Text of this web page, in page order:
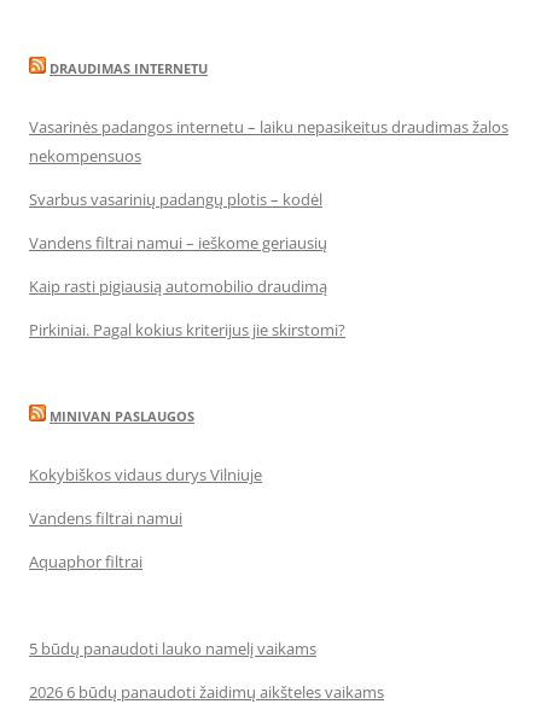
DRAUDIMAS INTERNETU
Vasarinės padangos internetu – laiku nepasikeitus draudimas žalos
nekompensuos
Svarbus vasarinių padangų plotis – kodėl
Vandens filtrai namui – ieškome geriausių
Kaip rasti pigiausią automobilio draudimą
Pirkiniai. Pagal kokius kriterijus jie skirstomi?
MINIVAN PASLAUGOS
Kokybiškos vidaus durys Vilniuje
Vandens filtrai namui
Aquaphor filtrai
5 būdų panaudoti lauko namelį vaikams
2026 6 būdų panaudoti žaidimų aikšteles vaikams